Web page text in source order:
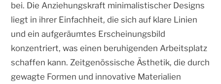
bei. Die Anziehungskraft minimalistischer Designs
liegt in ihrer Einfachheit, die sich auf klare Linien
und ein aufgeräumtes Erscheinungsbild
konzentriert, was einen beruhigenden Arbeitsplatz
schaffen kann. Zeitgenössische Ästhetik, die durch
gewagte Formen und innovative Materialien